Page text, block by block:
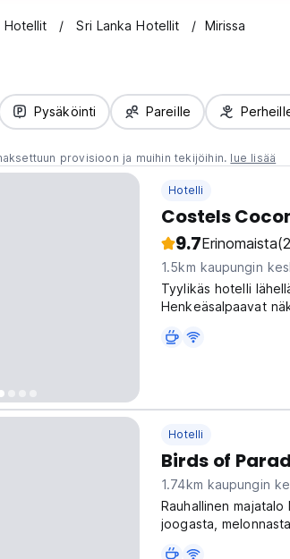
Hotellit Sri Lanka Hotellit Mirissa
Pysäköinti Pareille
provisioon ja muihin tekijöihin. lue lisää
Hotelli
Costels
9.7Erinomaista
1.5km kaupungin
Tyylikäs hotelli
Henkeäsalpaavat
Hotelli
Birds of
1.74km kaupungin
Rauhallinen
joogasta,